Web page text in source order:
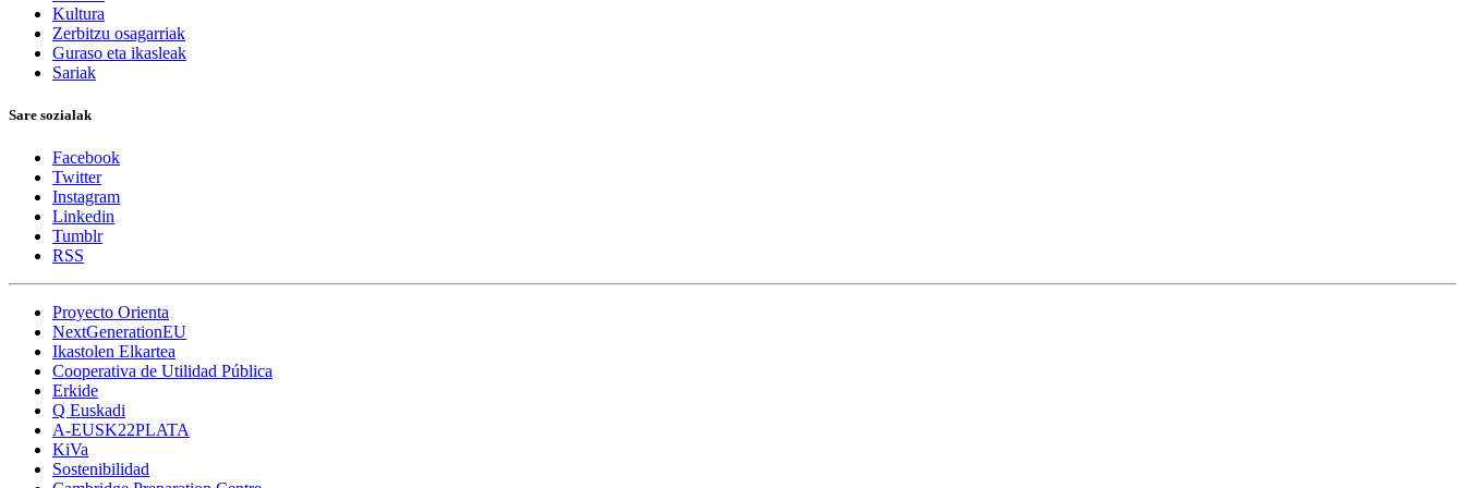
Kultura
Zerbitzu osagarriak
Guraso eta ikasleak
Sariak
Sare sozialak
Facebook
Twitter
Instagram
Linkedin
Tumblr
RSS
Proyecto Orienta
NextGenerationEU
Ikastolen Elkartea
Cooperativa de Utilidad Pública
Erkide
Q Euskadi
A-EUSK22PLATA
KiVa
Sostenibilidad